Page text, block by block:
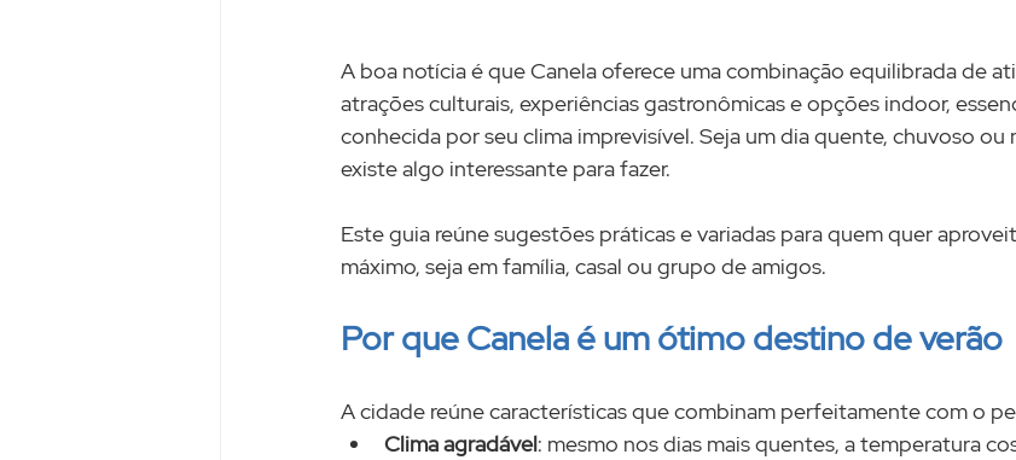
A boa notícia é que Canela oferece uma combinação equilibrada de
atrações culturais, experiências gastronômicas e opções indoor,
conhecida por seu clima imprevisível. Seja um dia quente, chuvoso ou
existe algo interessante para fazer.
Este guia reúne sugestões práticas e variadas para quem quer
máximo, seja em família, casal ou grupo de amigos.
Por que Canela é um ótimo destino de verão
A cidade reúne características que combinam perfeitamente com o
Clima agradável: mesmo nos dias mais quentes, a temperatura